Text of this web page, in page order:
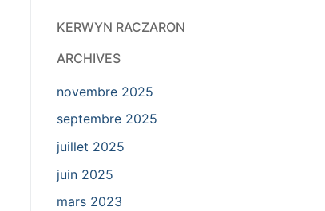
KERWYN RACZARON
ARCHIVES
novembre 2025
septembre 2025
juillet 2025
juin 2025
mars 2023